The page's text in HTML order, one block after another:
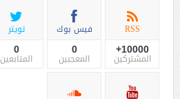
RSS
10000+
المشتركين
فيس بوك
0
المعجبين
تويتر
0
المتابعين